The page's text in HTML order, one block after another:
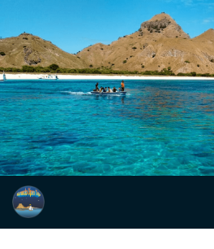
content
Paket
Wisata
Sharing
Trip
Komodo
Paket
Wisata
Open